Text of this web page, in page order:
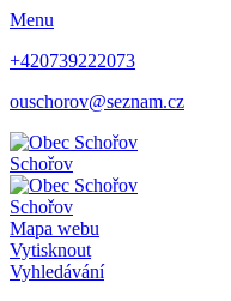
Menu
+420739222073
ouschorov@seznam.cz
Schořov
Schořov
Mapa webu
Vytisknout
Vyhledávání